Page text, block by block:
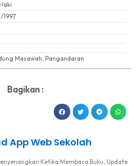
laki
1997
Masawah, Pangandaran
Bagikan :
App Web Sekolah
Ketika Membaca Buku, Update